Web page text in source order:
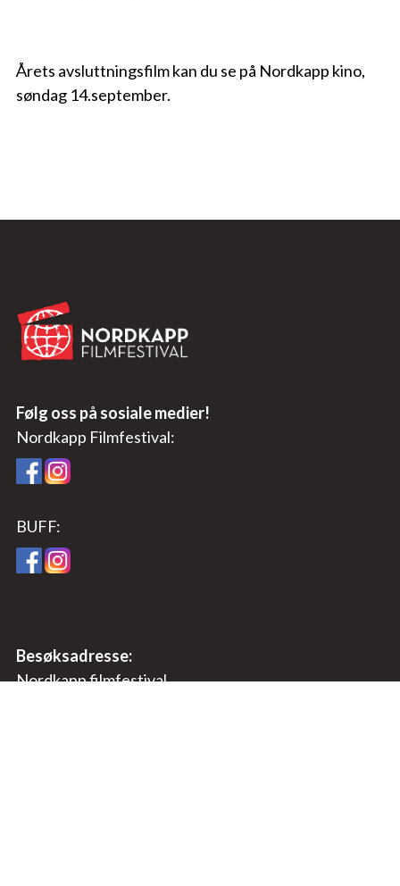
Årets avsluttningsfilm kan du se på Nordkapp kino,
søndag 14.september.
Følg oss på sosiale medier!
Nordkapp Filmfestival:
BUFF:
Besøksadresse:
Nordkapp filmfestival